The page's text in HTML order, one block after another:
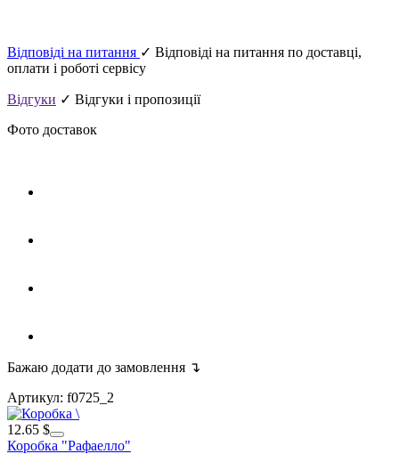
Відповіді на питання ✓ Відповіді на питання по доставці,
оплати і роботі сервісу
Відгуки ✓ Відгуки і пропозиції
Фото доставок
Бажаю додати до замовлення ↴
Артикул: f0725_2
12.65 $
Коробка "Рафаелло"